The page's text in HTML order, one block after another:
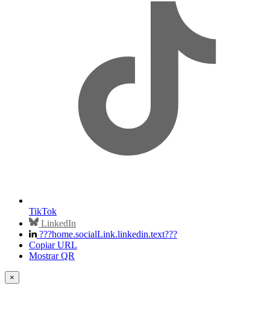
TikTok
LinkedIn
???home.socialLink.linkedin.text???
Copiar URL
Mostrar QR
×